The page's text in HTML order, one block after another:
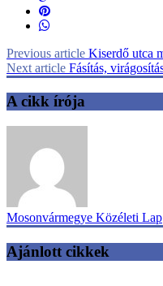
Previous article Kiserdő utca
Next article Fásítás,
A cikk írója
Mosonvármegye Közéleti Lap
Ajánlott cikkek